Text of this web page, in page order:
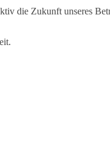
die Zukunft unseres